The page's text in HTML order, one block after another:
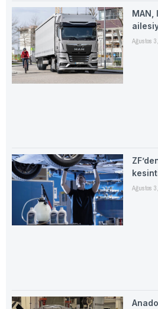
MAN,
Ağustos
Ağustos